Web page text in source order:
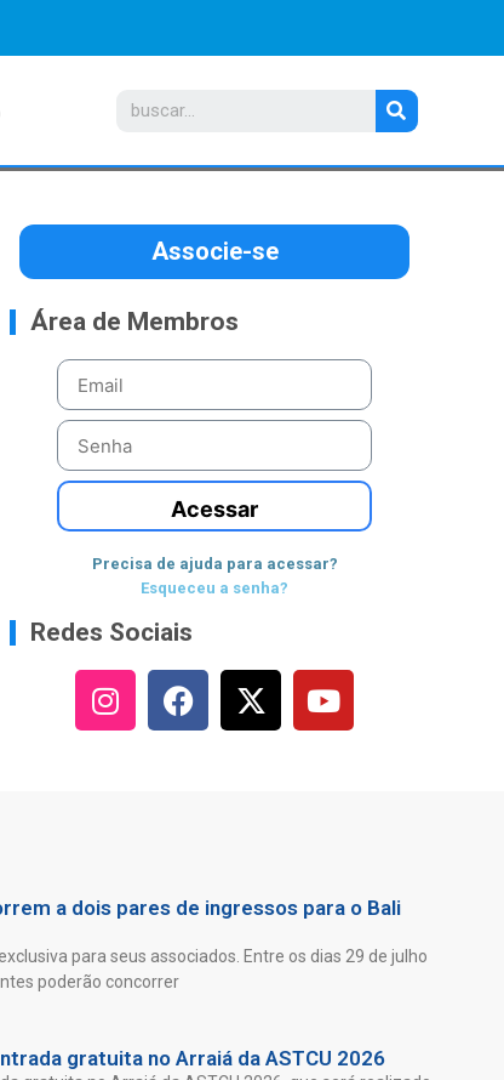
Associe-se
Área de Membros
Acessar
Precisa de ajuda para acessar?
Esqueceu a senha?
Redes Sociais
a dois pares de ingressos para o Bali
para seus associados. Entre os dias 29 de julho
poderão concorrer
gratuita no Arraiá da ASTCU 2026